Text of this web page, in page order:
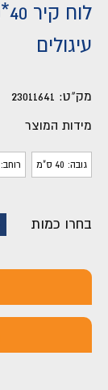
עיגולים
מק"ט: 23011641
מידות המוצר
גובה: 40 ס"מ רוחב: 40 ס"מ
בחרו כמות